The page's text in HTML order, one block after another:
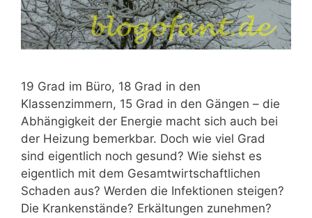
19 Grad im Büro, 18 Grad in den
Klassenzimmern, 15 Grad in den Gängen – die
Abhängigkeit der Energie macht sich auch bei
der Heizung bemerkbar. Doch wie viel Grad
sind eigentlich noch gesund? Wie siehst es
eigentlich mit dem Gesamtwirtschaftlichen
Schaden aus? Werden die Infektionen steigen?
Die Krankenstände? Erkältungen zunehmen?